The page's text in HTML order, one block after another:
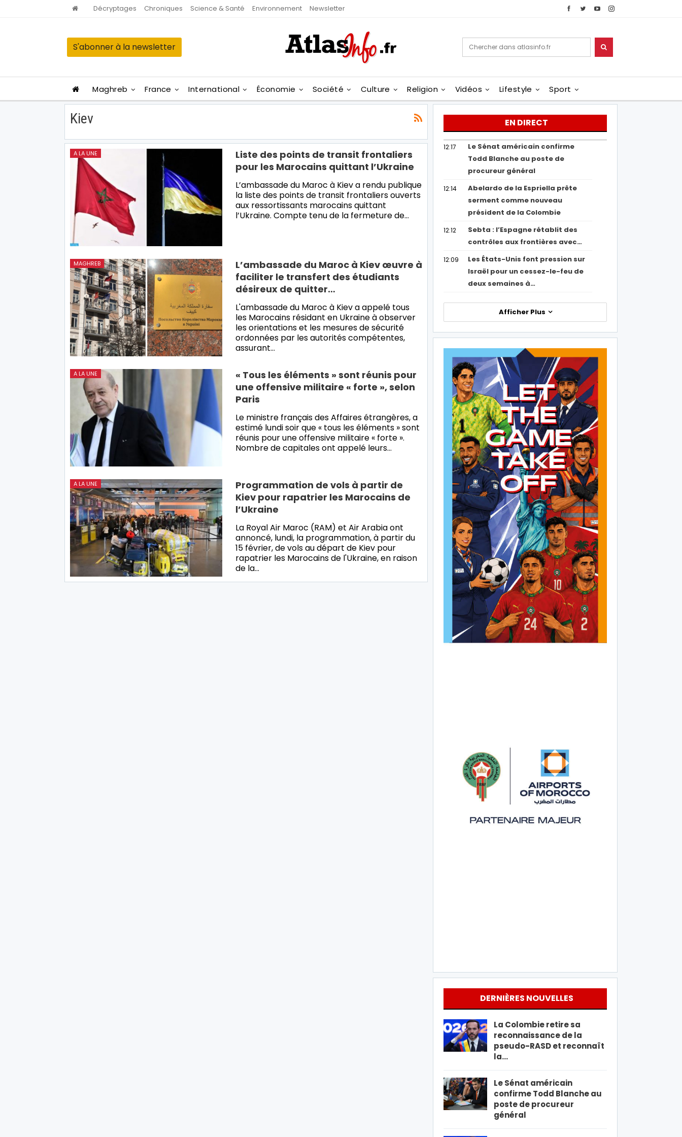
Décryptages Chroniques Science & Santé Environnement Newsletter
S'abonner à la newsletter
Maghreb France International Économie Société Culture Religion Vidéos Lifestyle Sport
Kiev
A LA UNE
Liste des points de transit frontaliers
pour les Marocains quittant l’Ukraine
L’ambassade du Maroc à Kiev a rendu publique
la liste des points de transit frontaliers ouverts
aux ressortissants marocains quittant
l’Ukraine. Compte tenu de la fermeture de…
MAGHREB
L’ambassade du Maroc à Kiev œuvre à
faciliter le transfert des étudiants
désireux de quitter…
L'ambassade du Maroc à Kiev a appelé tous
les Marocains résidant en Ukraine à observer
les orientations et les mesures de sécurité
ordonnées par les autorités compétentes,
assurant…
A LA UNE
« Tous les éléments » sont réunis pour
une offensive militaire « forte », selon
Paris
Le ministre français des Affaires étrangères, a
estimé lundi soir que « tous les éléments » sont
réunis pour une offensive militaire « forte ».
Nombre de capitales ont appelé leurs…
A LA UNE
Programmation de vols à partir de
Kiev pour rapatrier les Marocains de
l’Ukraine
La Royal Air Maroc (RAM) et Air Arabia ont
annoncé, lundi, la programmation, à partir du
15 février, de vols au départ de Kiev pour
rapatrier les Marocains de l'Ukraine, en raison
de la…
EN DIRECT
12:17
Le Sénat américain confirme
Todd Blanche au poste de
procureur général
12:14
Abelardo de la Espriella prête
serment comme nouveau
président de la Colombie
12:12
Sebta : l’Espagne rétablit des
contrôles aux frontières avec…
12:09
Les États-Unis font pression sur
Israël pour un cessez-le-feu de
deux semaines à…
Afficher Plus
DERNIÈRES NOUVELLES
La Colombie retire sa
reconnaissance de la
pseudo-RASD et reconnaît
la…
Le Sénat américain
confirme Todd Blanche au
poste de procureur
général